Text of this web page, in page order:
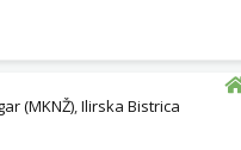
(MKNŽ),Ilirska Bistrica